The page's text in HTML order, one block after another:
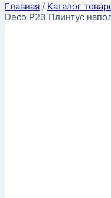
Главная / Каталог
Deco P23 Плинтус